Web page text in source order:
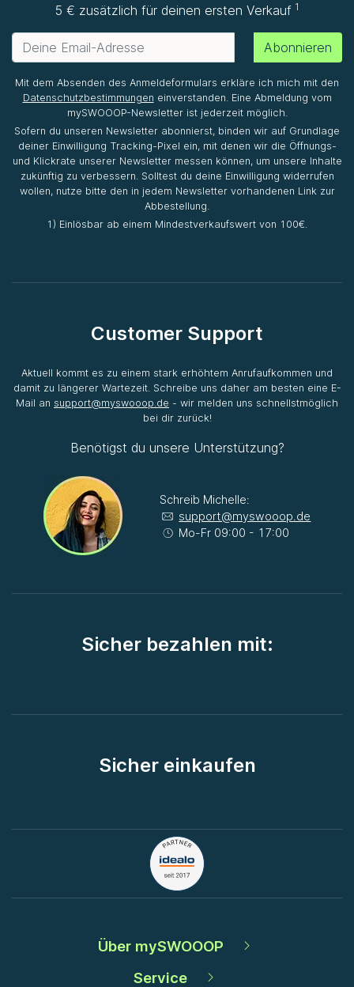
5 € zusätzlich für deinen ersten Verkauf1
Abonnieren
Mit dem Absenden des Anmeldeformulars erkläre ich mich mit den
Datenschutzbestimmungen einverstanden. Eine Abmeldung vom
mySWOOOP-Newsletter ist jederzeit möglich.
Sofern du unseren Newsletter abonnierst, binden wir auf Grundlage
deiner Einwilligung Tracking-Pixel ein, mit denen wir die Öffnungs-
und Klickrate unserer Newsletter messen können, um unsere Inhalte
zukünftig zu verbessern. Solltest du deine Einwilligung widerrufen
wollen, nutze bitte den in jedem Newsletter vorhandenen Link zur
Abbestellung.
1) Einlösbar ab einem Mindestverkaufswert von 100€.
Customer Support
Aktuell kommt es zu einem stark erhöhtem Anrufaufkommen und
damit zu längerer Wartezeit. Schreibe uns daher am besten eine E-
Mail an support@myswooop.de - wir melden uns schnellstmöglich
bei dir zurück!
Benötigst du unsere Unterstützung?
Schreib Michelle:
support@myswooop.de
Mo-Fr 09:00 - 17:00
Sicher bezahlen mit:
Sicher einkaufen
Über mySWOOOP
Service